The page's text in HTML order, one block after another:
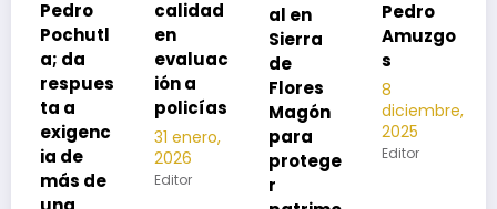
calidad
en
evaluac
ión a
policías
31 enero,
2026
Editor
al en
Sierra
de
Flores
Magón
para
protege
r
Pedro
Amuzgo
s
8
diciembre,
2025
Editor
neumon
ía
13
noviembre,
2025
Editor